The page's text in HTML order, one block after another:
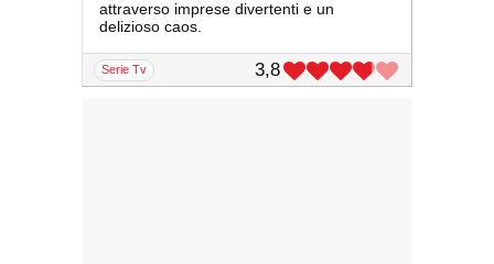
attraverso imprese divertenti e un
delizioso caos.
serie Tv 3,8